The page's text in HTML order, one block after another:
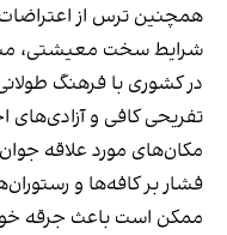
همچنین ترس از
شرایط سخت معیشتی،
در کشوری با فرهنگ
تفریحی کافی و آزادی‌های
مکان‌های مورد علاقه
فشار بر کافه‌ها و
ممکن است باعث جرقه